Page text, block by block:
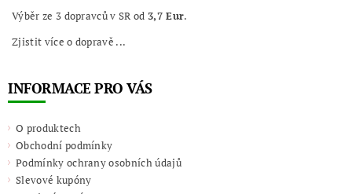
Výběr ze 3 dopravců v SR od 3,7 Eur.
Zjistit více o dopravě ...
INFORMACE PRO VÁS
O produktech
Obchodní podmínky
Podmínky ochrany osobních údajů
Slevové kupóny